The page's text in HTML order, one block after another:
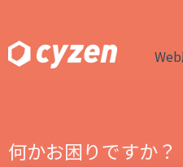
何かお困りですか？